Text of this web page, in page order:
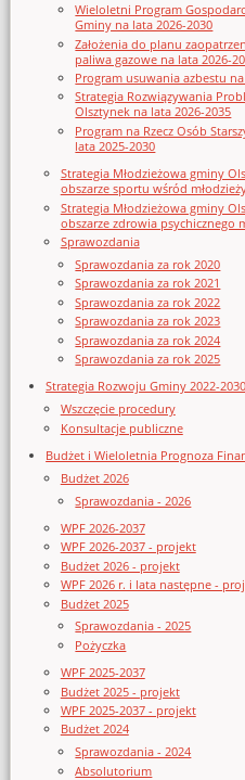
Wieloletni Program
Gminy na lata 2026-2030
Założenia do planu
paliwa gazowe na lata 2026-
Program usuwania azbestu
Strategia Rozwiązywania
Olsztynek na lata 2026-2035
Program na Rzecz Osób
lata 2025-2030
Strategia Młodzieżowa gminy
obszarze sportu wśród
Strategia Młodzieżowa gminy
obszarze zdrowia psychicznego
Sprawozdania
Sprawozdania za rok 2020
Sprawozdania za rok 2021
Sprawozdania za rok 2022
Sprawozdania za rok 2023
Sprawozdania za rok 2024
Sprawozdania za rok 2025
Strategia Rozwoju Gminy 2022-2030
Wszczęcie procedury
Konsultacje publiczne
Budżet i Wieloletnia Prognoza
Budżet 2026
Sprawozdania - 2026
WPF 2026-2037
WPF 2026-2037 - projekt
Budżet 2026 - projekt
WPF 2026 r. i lata następne -
Budżet 2025
Sprawozdania - 2025
Pożyczka
WPF 2025-2037
Budżet 2025 - projekt
WPF 2025-2037 - projekt
Budżet 2024
Sprawozdania - 2024
Absolutorium